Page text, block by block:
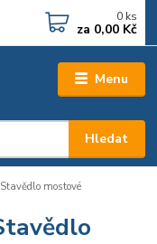
Menu
Hledat
0 ks
za 0,00 Kč
mostové